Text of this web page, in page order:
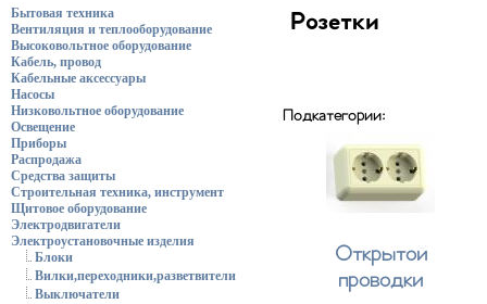
Бытовая техника
Вентиляция и теплооборудование
Высоковольтное оборудование
Кабель, провод
Кабельные аксессуары
Насосы
Низковольтное оборудование
Освещение
Приборы
Распродажа
Средства защиты
Строительная техника, инструмент
Щитовое оборудование
Электродвигатели
Электроустановочные изделия
Блоки
Вилки,переходники,разветвители
Выключатели
Розетки
Подкатегории:
Открытой
проводки